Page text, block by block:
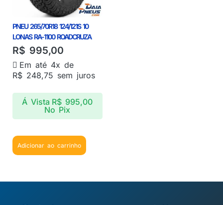
PNEU 265/70R18 124/121S 10
LONAS RA-1100 ROADCRUZA
R$ 995,00
Em até 4x de
R$ 248,75 sem juros
Á Vista R$ 995,00
No Pix
Adicionar ao carrinho